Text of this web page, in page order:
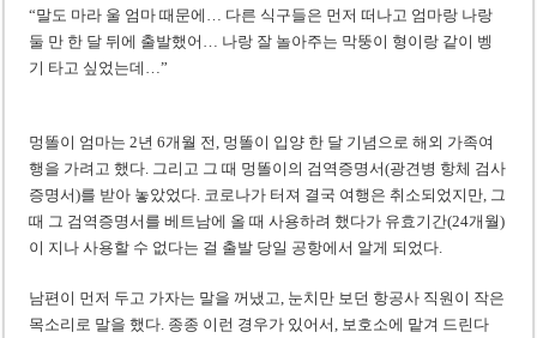
“말도 마라 울 엄마 때문에… 다른 식구들은 먼저 떠나고 엄마랑 나랑
둘 만 한 달 뒤에 출발했어… 나랑 잘 놀아주는 막뚱이 형이랑 같이 벵
기 타고 싶었는데…”
멍똘이 엄마는 2년 6개월 전, 멍똘이 입양 한 달 기념으로 해외 가족여
행을 가려고 했다. 그리고 그 때 멍똘이의 검역증명서(광견병 항체 검사
증명서)를 받아 놓았었다. 코로나가 터져 결국 여행은 취소되었지만, 그
때 그 검역증명서를 베트남에 올 때 사용하려 했다가 유효기간(24개월)
이 지나 사용할 수 없다는 걸 출발 당일 공항에서 알게 되었다.
남편이 먼저 두고 가자는 말을 꺼냈고, 눈치만 보던 항공사 직원이 작은
목소리로 말을 했다. 종종 이런 경우가 있어서, 보호소에 맡겨 드린다